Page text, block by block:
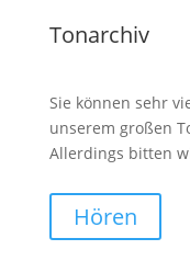
Tonarchiv
Sie können sehr
unserem großen
Allerdings bitten
Hören